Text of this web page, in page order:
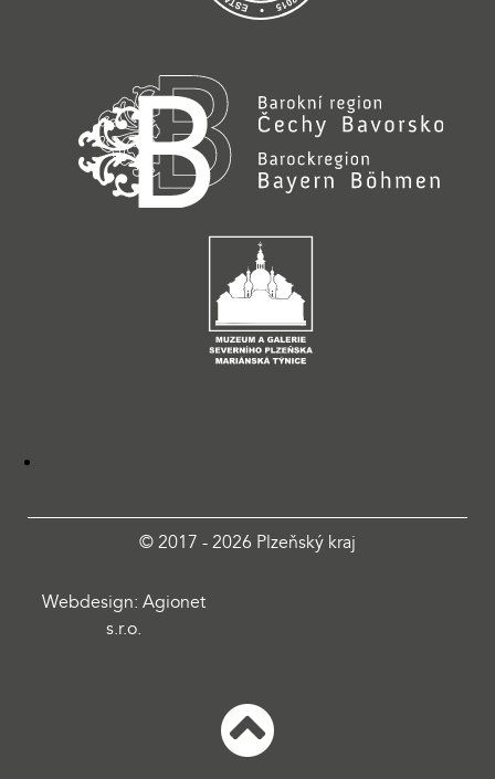
© 2017 - 2026 Plzeňský kraj
Webdesign: Agionet
s.r.o.